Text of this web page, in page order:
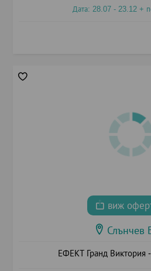
Дата: 28.07 - 23.12 +
виж
Слънчев
ЕФЕКТ Гранд Виктория